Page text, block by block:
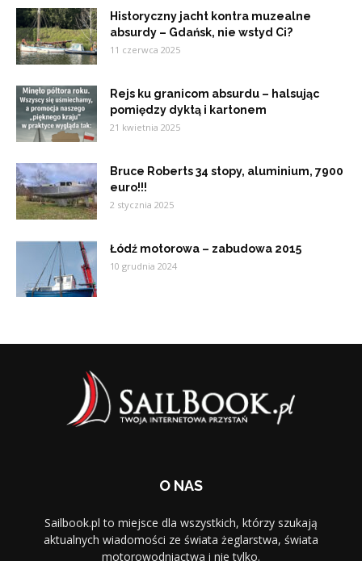
Historyczny jacht kontra muzealne
absurdy – Gdańsk, nie wstyd Ci?
11 czerwca 2025
Rejs ku granicom absurdu – halsując
pomiędzy dyktą i kartonem
21 kwietnia 2025
Bruce Roberts 34 stopy, aluminium, 7900
euro!!!
2 stycznia 2025
Łódź motorowa – zabudowa 2015
10 grudnia 2024
O NAS
Sailbook.pl to miejsce dla wszystkich, którzy szukają
aktualnych wiadomości ze świata żeglarstwa, świata
motorowodniactwa i nie tylko.